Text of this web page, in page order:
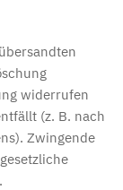
widerrufen
(z. B. nach
Zwingende